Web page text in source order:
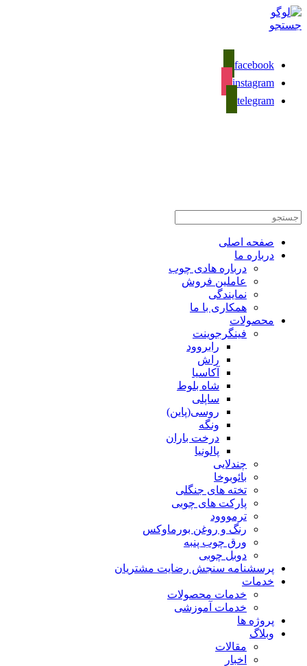
جستجو
facebook
instagram
telegram
صفحه اصلی
درباره ما
درباره هادی چوب
عاملین فروش
نمایندگی
همکاری با ما
محصولات
فینگرجوینت
رابروود
راش
آکاسیا
شاه بلوط
ساپلی
روسی(پاین)
ونگه
درخت باران
پالونیا
چندلایی
بائوبوخا
تخته های جنگلی
پارکت های چوبی
ترمووود
رنگ و روغن بورماوکس
ورق چوب پنبه
دوبل چوبی
پرسشنامه سنجش رضایت مشتریان
خدمات
خدمات محصولات
خدمات آموزشی
پروژه ها
وبلاگ
مقالات
اخبار